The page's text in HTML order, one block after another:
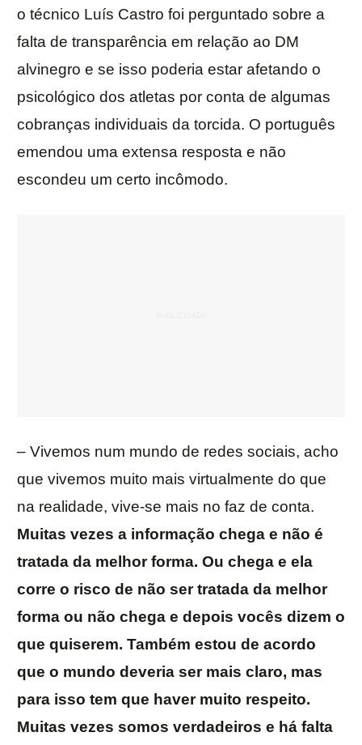
o técnico Luís Castro foi perguntado sobre a
falta de transparência em relação ao DM
alvinegro e se isso poderia estar afetando o
psicológico dos atletas por conta de algumas
cobranças individuais da torcida. O português
emendou uma extensa resposta e não
escondeu um certo incômodo.
– Vivemos num mundo de redes sociais, acho
que vivemos muito mais virtualmente do que
na realidade, vive-se mais no faz de conta.
Muitas vezes a informação chega e não é
tratada da melhor forma. Ou chega e ela
corre o risco de não ser tratada da melhor
forma ou não chega e depois vocês dizem o
que quiserem. Também estou de acordo
que o mundo deveria ser mais claro, mas
para isso tem que haver muito respeito.
Muitas vezes somos verdadeiros e há falta